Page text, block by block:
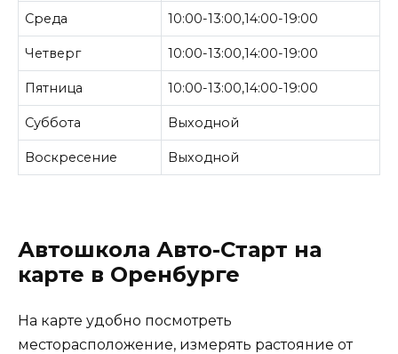
Среда 10:00-13:00,14:00-19:00
Четверг 10:00-13:00,14:00-19:00
Пятница 10:00-13:00,14:00-19:00
Суббота Выходной
Воскресение Выходной
Автошкола Авто-Старт на
карте в Оренбурге
На карте удобно посмотреть
месторасположение, измерять растояние от